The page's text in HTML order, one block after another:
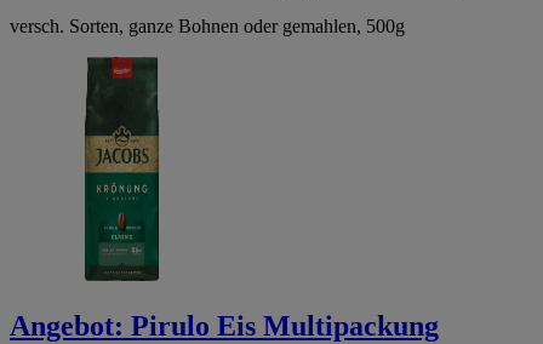
versch. Sorten, ganze Bohnen oder gemahlen, 500g
Angebot: Pirulo Eis Multipackung